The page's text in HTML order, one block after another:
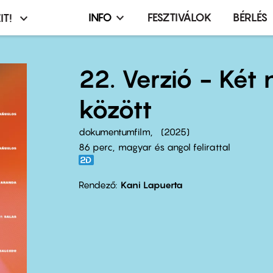
Infó,
terembérlés
menü
INFO FESZTIVÁLOK BÉRLÉS
22. Verzió - Két
között
dokumentumfilm
2025
86 perc,
magyar és angol felirattal
Rendező Kani Lapuerta